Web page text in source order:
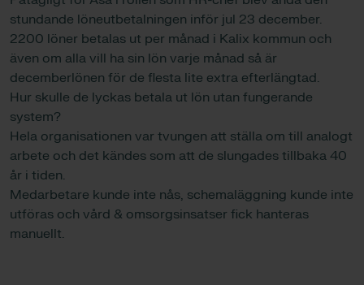
stundande löneutbetalningen inför jul 23 december.
2200 löner betalas ut per månad i Kalix kommun och
även om alla vill ha sin lön varje månad så är
decemberlönen för de flesta lite extra efterlängtad.
Hur skulle de lyckas betala ut lön utan fungerande
system?
Hela organisationen var tvungen att ställa om till analogt
arbete och det kändes som att de slungades tillbaka 40
år i tiden.
Medarbetare kunde inte nås, schemaläggning kunde inte
utföras och vård & omsorgsinsatser fick hanteras
manuellt.